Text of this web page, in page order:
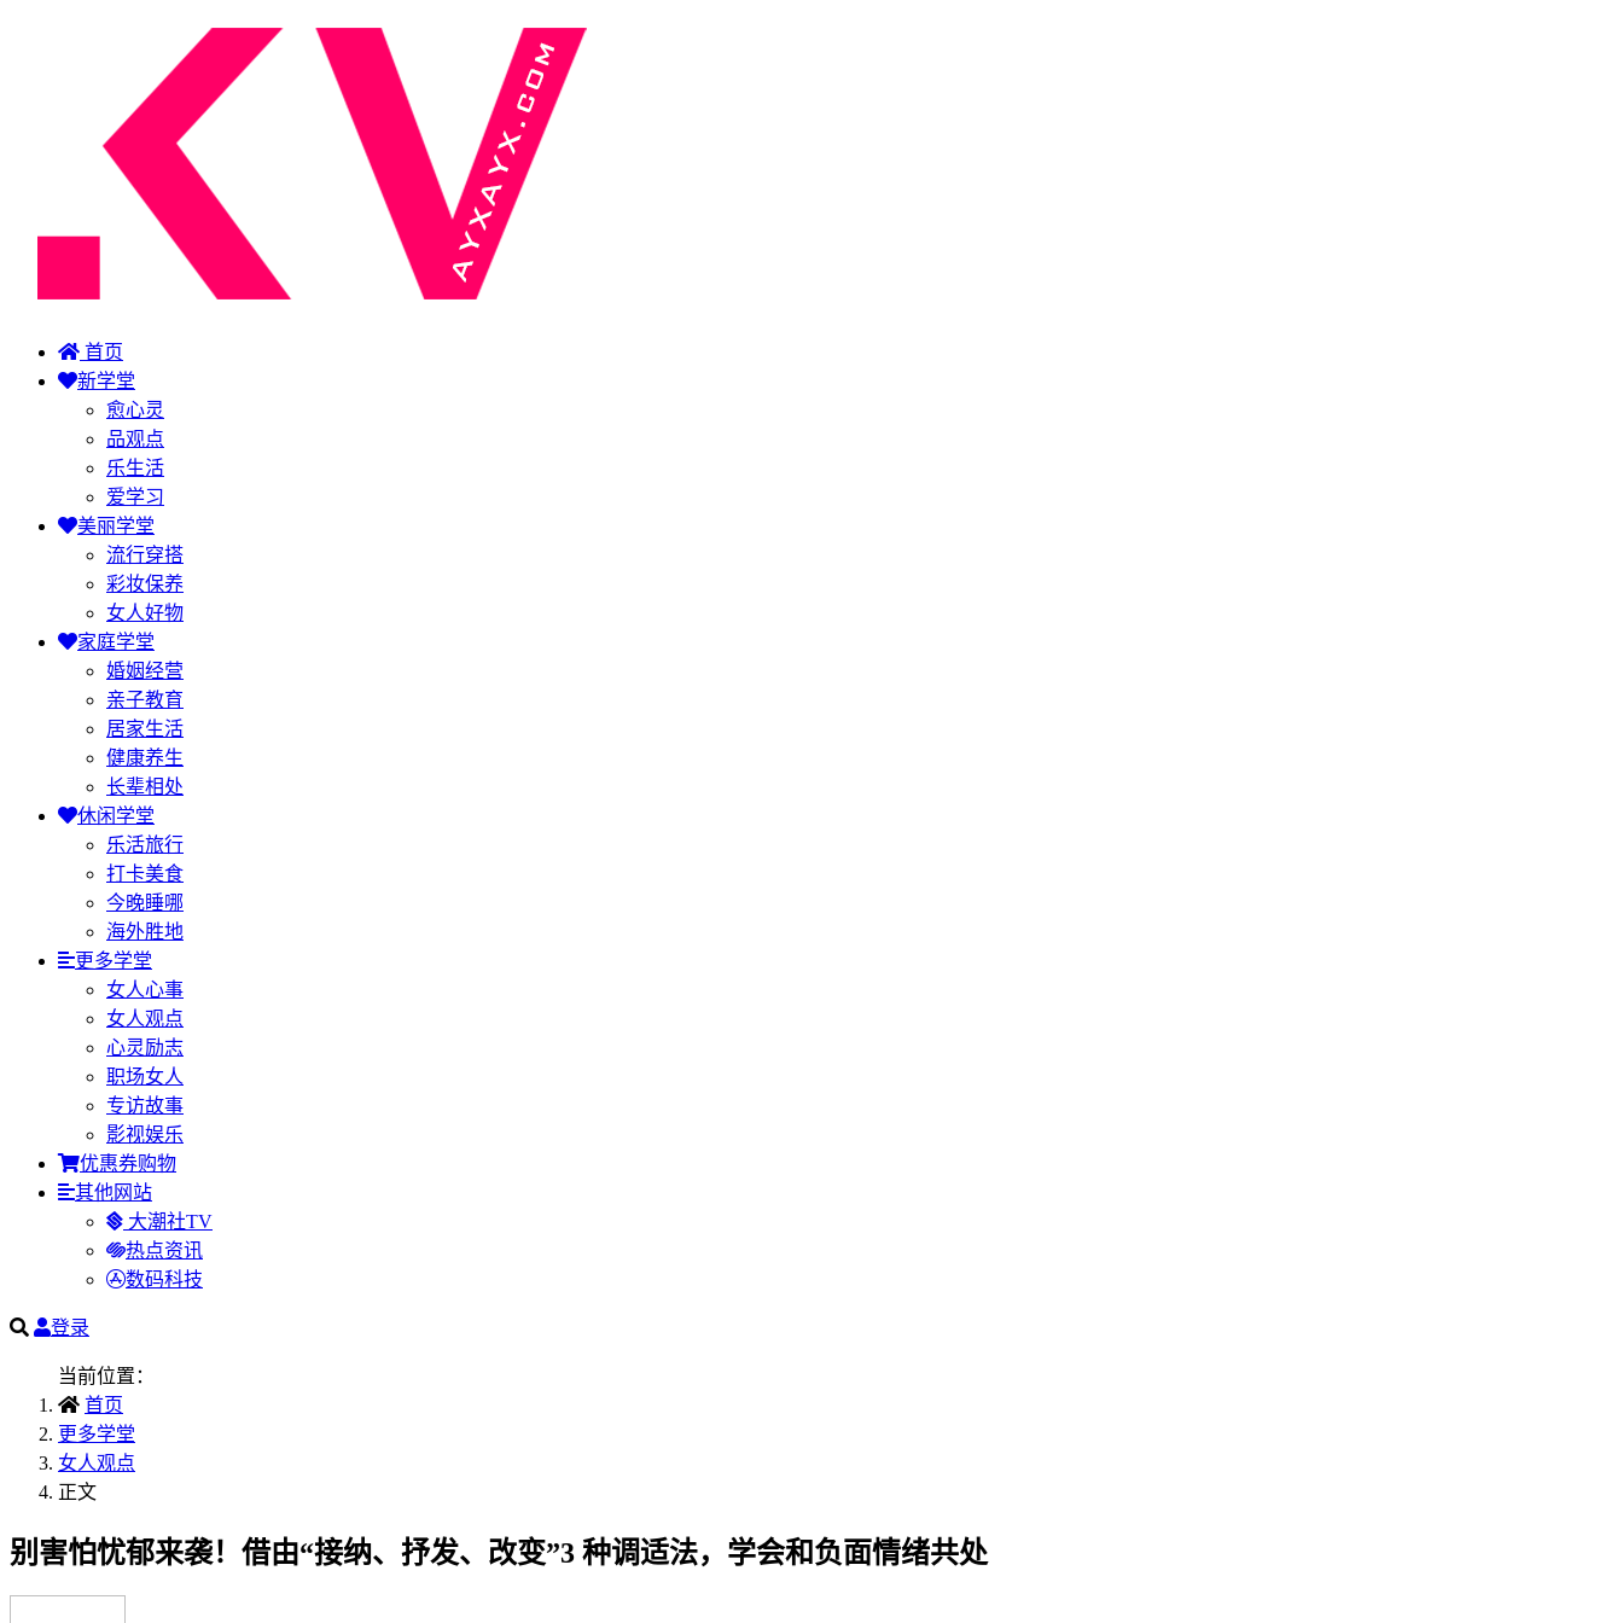
首页
新学堂
愈心灵
品观点
乐生活
爱学习
美丽学堂
流行穿搭
彩妆保养
女人好物
家庭学堂
婚姻经营
亲子教育
居家生活
健康养生
长辈相处
休闲学堂
乐活旅行
打卡美食
今晚睡哪
海外胜地
更多学堂
女人心事
女人观点
心灵励志
职场女人
专访故事
影视娱乐
优惠券购物
其他网站
大潮社TV
热点资讯
数码科技
登录
当前位置：
首页
更多学堂
女人观点
正文
别害怕忧郁来袭！借由“接纳、抒发、改变”3 种调适法，学会和负面情绪共处